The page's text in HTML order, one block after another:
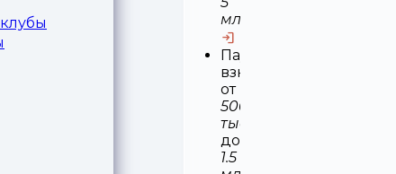
млн
Паушальный
взнос
от
500
тыс
до
1.5